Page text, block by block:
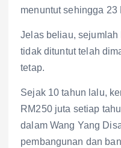
menuntut sehingga 23
Jelas beliau,
tidak dituntut telah
tetap.
Sejak 10 tahun lalu,
RM250 juta setiap
dalam Wang Yang
pembangunan dan